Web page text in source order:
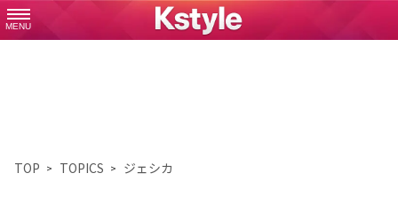
MENU
TOP TOPICS ジェシカ